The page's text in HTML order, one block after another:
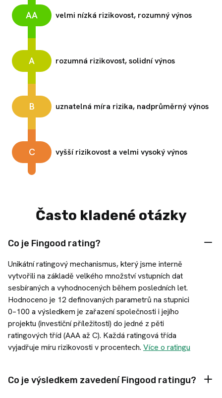
AA
A
B
C
velmi nízká rizikovost, rozumný výnos
rozumná rizikovost, solidní výnos
uznatelná míra rizika, nadprůměrný výnos
vyšší rizikovost a velmi vysoký výnos
Často kladené otázky
Co je Fingood rating?
Unikátní ratingový mechanismus, který jsme interně
vytvořili na základě velkého množství vstupních dat
sesbíraných a vyhodnocených během posledních let.
Hodnoceno je 12 definovaných parametrů na stupnici
0–100 a výsledkem je zařazení společnosti i jejího
projektu (investiční příležitosti) do jedné z pěti
ratingových tříd (AAA až C). Každá ratingová třída
vyjadřuje míru rizikovosti v procentech. Více o ratingu
Co je výsledkem zavedení Fingood ratingu?